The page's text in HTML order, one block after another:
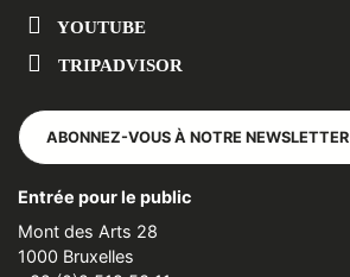
YOUTUBE
TRIPADVISOR
ABONNEZ-VOUS À NOTRE NEWSLETTER
Entrée pour le public
Mont des Arts 28
1000 Bruxelles